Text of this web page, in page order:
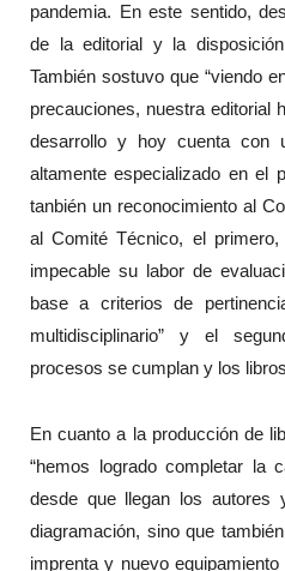
pandemia. En este sentido,
de la editorial y la
También sostuvo que “viendo
precauciones, nuestra editorial
desarrollo y hoy cuenta con
altamente especializado en el
tanbién un reconocimiento al
al Comité Técnico, el
impecable su labor de
base a criterios de
multidisciplinario” y el
procesos se cumplan y los
En cuanto a la producción de
“hemos logrado completar la
desde que llegan los autores
diagramación, sino que
imprenta y nuevo